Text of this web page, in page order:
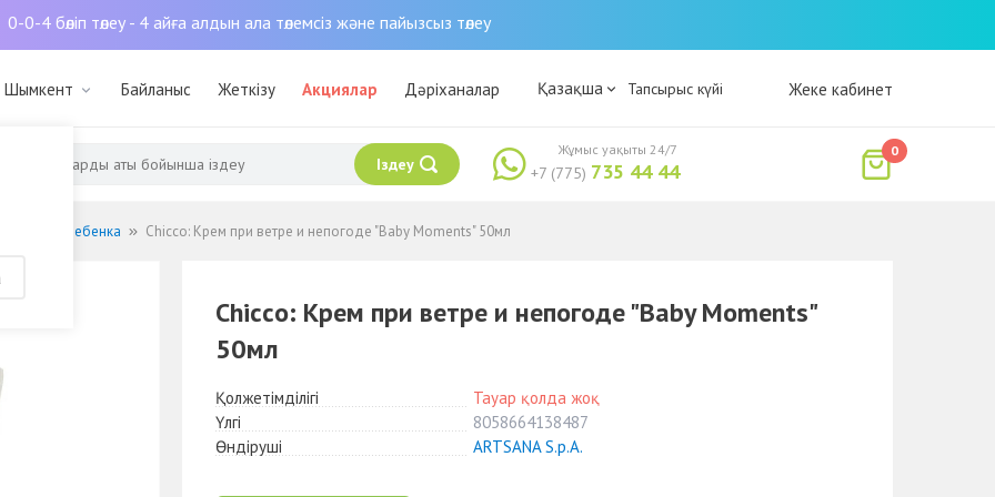
0-0-4 бөліп төлеу - 4 айға алдын ала төлемсіз және пайызсыз төлеу
Шымкент Байланыс Жеткізу Акциялар Дәріханалар Қазақша Тапсырыс күйі Жеке кабинет
Іздеу +7 (775) 735 44 44
Жұмыс уақыты 24/7 0
за кожей ребенка Chicco: Крем при ветре и непогоде "Baby Moments" 50мл
Chicco: Крем при ветре и непогоде "Baby Moments"
50мл
Қолжетімділігі
Тауар қолда жоқ
Үлгі
8058664138487
Өндіруші
ARTSANA S.p.A.